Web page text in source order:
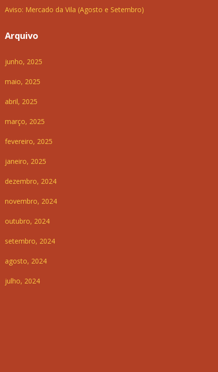
Aviso: Mercado da Vila (Agosto e Setembro)
Arquivo
junho, 2025
maio, 2025
abril, 2025
março, 2025
fevereiro, 2025
janeiro, 2025
dezembro, 2024
novembro, 2024
outubro, 2024
setembro, 2024
agosto, 2024
julho, 2024